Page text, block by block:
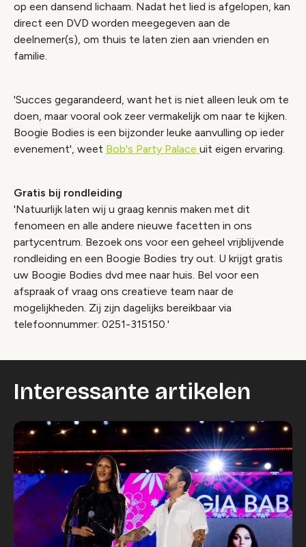
op een dansend lichaam. Nadat het lied is afgelopen, kan
direct een DVD worden meegegeven aan de
deelnemer(s), om thuis te laten zien aan vrienden en
familie.
'Succes gegarandeerd, want het is niet alleen leuk om te
doen, maar vooral ook zeer vermakelijk om naar te kijken.
Boogie Bodies is een bijzonder leuke aanvulling op ieder
evenement', weet Bob's Party Palace uit eigen ervaring.
Gratis bij rondleiding
'Natuurlijk laten wij u graag kennis maken met dit
fenomeen en alle andere nieuwe facetten in ons
partycentrum. Bezoek ons voor een geheel vrijblijvende
rondleiding en een Boogie Bodies try out. U krijgt gratis
uw Boogie Bodies dvd mee naar huis. Bel voor een
afspraak of vraag ons creatieve team naar de
mogelijkheden. Zij zijn dagelijks bereikbaar via
telefoonnummer: 0251-315150.'
Interessante artikelen